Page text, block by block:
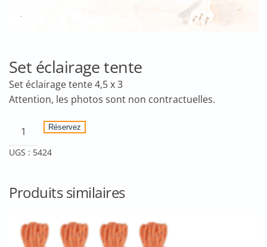
Set éclairage tente
Set éclairage tente 4,5 x 3
quantité
Set
tente
Réservez
UGS : 5424
Produits similaires